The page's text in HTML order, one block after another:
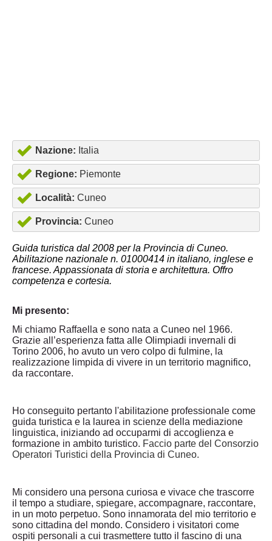
Nazione: Italia
Regione: Piemonte
Località: Cuneo
Provincia: Cuneo
Guida turistica dal 2008 per la Provincia di Cuneo.
Abilitazione nazionale n. 01000414 in italiano, inglese e
francese. Appassionata di storia e architettura. Offro
competenza e cortesia.
Mi presento:
Mi chiamo Raffaella e sono nata a Cuneo nel 1966.
Grazie all’esperienza fatta alle Olimpiadi invernali di
Torino 2006, ho avuto un vero colpo di fulmine, la
realizzazione limpida di vivere in un territorio magnifico,
da raccontare.
Ho conseguito pertanto l'abilitazione professionale come
guida turistica e la laurea in scienze della mediazione
linguistica, iniziando ad occuparmi di accoglienza e
formazione in ambito turistico. Faccio parte del Consorzio
Operatori Turistici della Provincia di Cuneo.
Mi considero una persona curiosa e vivace che trascorre
il tempo a studiare, spiegare, accompagnare, raccontare,
in un moto perpetuo. Sono innamorata del mio territorio e
sono cittadina del mondo. Considero i visitatori come
ospiti personali a cui trasmettere tutto il fascino di una